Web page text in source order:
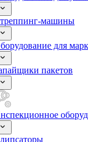
машины
для
пакетов